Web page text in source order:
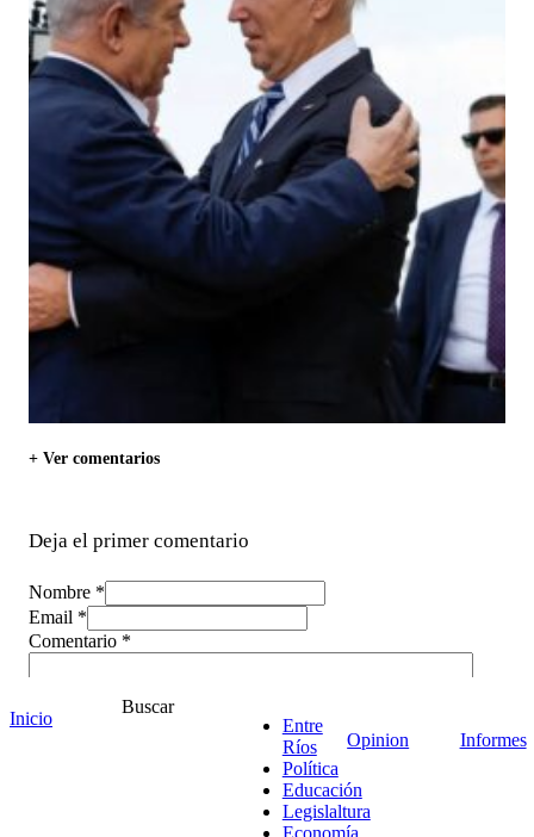
+ Ver comentarios
Deja el primer comentario
Nombre *
Email *
Comentario *
Inicio
Buscar
Entre
Ríos
Política
Educación
Legislaltura
Economía
Opinion Informes